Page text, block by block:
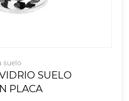
suelo
SUELO
PLACA